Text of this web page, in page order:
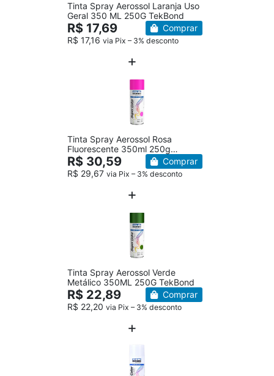
Tinta Spray Aerossol Laranja Uso
Geral 350 ML 250G TekBond
R$ 17,69
R$ 17,16 via Pix – 3% desconto
Comprar
Tinta Spray Aerossol Rosa
Fluorescente 350ml 250g
TekBond
R$ 30,59
R$ 29,67 via Pix – 3% desconto
Comprar
Tinta Spray Aerossol Verde
Metálico 350ML 250G TekBond
R$ 22,89
R$ 22,20 via Pix – 3% desconto
Comprar